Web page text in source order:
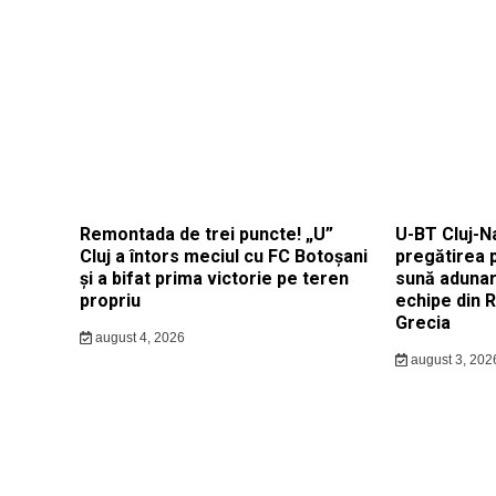
Remontada de trei puncte! „U”
Cluj a întors meciul cu FC Botoșani
și a bifat prima victorie pe teren
propriu
august 4, 2026
U-BT Cluj-
pregătirea
sună
echipe din
Grecia
august 3,